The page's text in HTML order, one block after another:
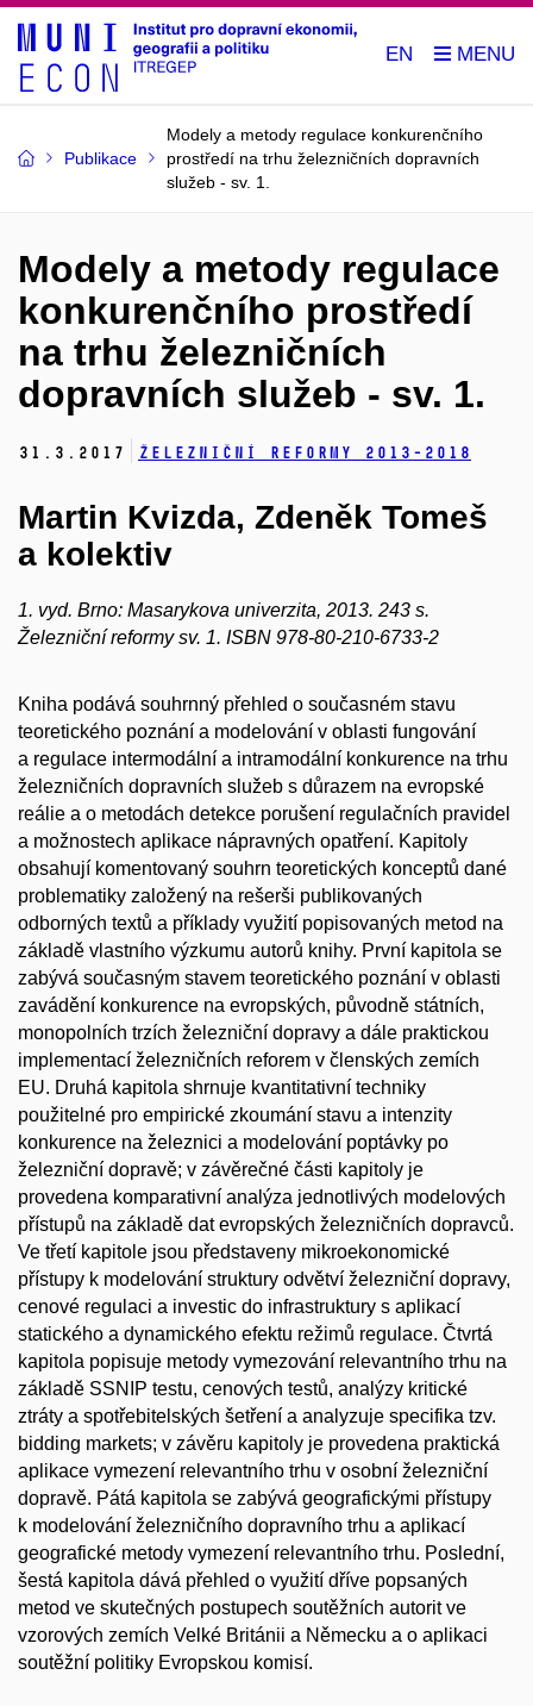
EN
Publikace
Modely a metody regulace konkurenčního
prostředí na trhu železničních dopravních
služeb - sv. 1.
Modely a metody regulace
konkurenčního prostředí
na trhu železničních
dopravních služeb - sv. 1.
31. 3. 2017 Železniční reformy 2013-2018
Martin Kvizda, Zdeněk Tomeš
a kolektiv
1. vyd. Brno: Masarykova univerzita, 2013. 243 s.
Železniční reformy sv. 1. ISBN 978-80-210-6733-2
Kniha podává souhrnný přehled o současném stavu
teoretického poznání a modelování v oblasti fungování
a regulace intermodální a intramodální konkurence na trhu
železničních dopravních služeb s důrazem na evropské
reálie a o metodách detekce porušení regulačních pravidel
a možnostech aplikace nápravných opatření. Kapitoly
obsahují komentovaný souhrn teoretických konceptů dané
problematiky založený na rešerši publikovaných
odborných textů a příklady využití popisovaných metod na
základě vlastního výzkumu autorů knihy. První kapitola se
zabývá současným stavem teoretického poznání v oblasti
zavádění konkurence na evropských, původně státních,
monopolních trzích železniční dopravy a dále praktickou
implementací železničních reforem v členských zemích
EU. Druhá kapitola shrnuje kvantitativní techniky
použitelné pro empirické zkoumání stavu a intenzity
konkurence na železnici a modelování poptávky po
železniční dopravě; v závěrečné části kapitoly je
provedena komparativní analýza jednotlivých modelových
přístupů na základě dat evropských železničních dopravců.
Ve třetí kapitole jsou představeny mikroekonomické
přístupy k modelování struktury odvětví železniční dopravy,
cenové regulaci a investic do infrastruktury s aplikací
statického a dynamického efektu režimů regulace. Čtvrtá
kapitola popisuje metody vymezování relevantního trhu na
základě SSNIP testu, cenových testů, analýzy kritické
ztráty a spotřebitelských šetření a analyzuje specifika tzv.
bidding markets; v závěru kapitoly je provedena praktická
aplikace vymezení relevantního trhu v osobní železniční
dopravě. Pátá kapitola se zabývá geografickými přístupy
k modelování železničního dopravního trhu a aplikací
geografické metody vymezení relevantního trhu. Poslední,
šestá kapitola dává přehled o využití dříve popsaných
metod ve skutečných postupech soutěžních autorit ve
vzorových zemích Velké Británii a Německu a o aplikaci
soutěžní politiky Evropskou komisí.